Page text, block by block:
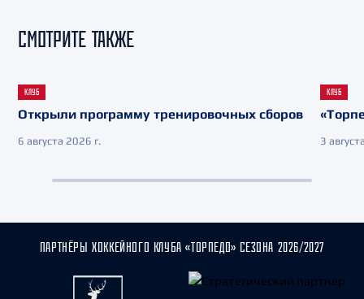
СМОТРИТЕ ТАКЖЕ
КЛУБ
Открыли программу тренировочных сборов
6 августа 2026 г.
КЛУБ
3
ПАРТНЁРЫ ХОККЕЙНОГО КЛУБА «ТОРПЕДО» СЕЗОНА 2026/2027